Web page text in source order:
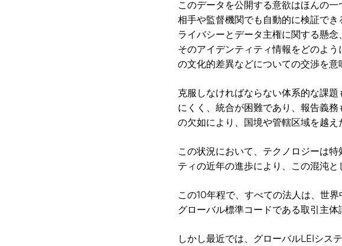
このデータを公開する意欲はほんの
相手や監督機関でも自動的に検証で
ライバシーとデータ主権に関する懸
そのアイデンティティ情報をどのよ
の文化的差異などについての交渉を意
克服しなければならない体系的な課
にくく、統合が困難であり、報告義
の欠如により、国境や管轄区域を越え
この状況において、テクノロジーは
ティの近年の進歩により、この混沌と
この10年程で、すべての法人は、世
グローバル標準コードである取引主体
しかし最近では、グローバルLEIシス